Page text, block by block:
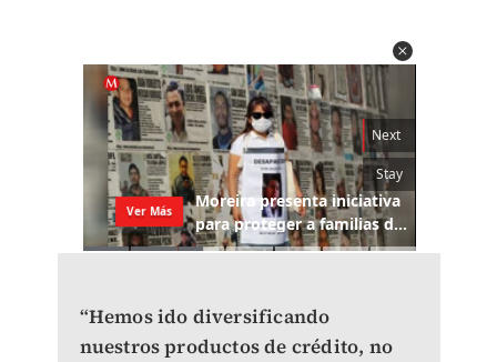
“Hemos ido diversificando
nuestros productos de crédito, no